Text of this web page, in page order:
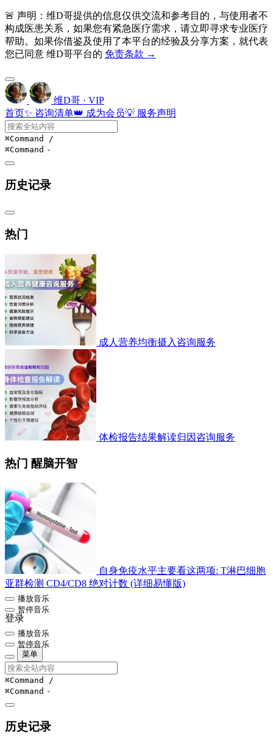
🚨 声明：维D哥提供的信息仅供交流和参考目的，与使用者不
构成医患关系，如果您有紧急医疗需求，请立即寻求专业医疗
帮助。如果你借鉴及使用了本平台的经验及分享方案，就代表
您已同意 维D哥平台的 免责条款 →
维D哥 · VIP
首页✨ 咨询清单👑 成为会员💡 服务声明
⌘Command /
⌘Command -
历史记录
热门
成人营养均衡摄入咨询服务
体检报告结果解读归因咨询服务
热门 醒脑开智
自身免疫水平主要看这两项: T淋巴细胞
亚群检测 CD4/CD8 绝对计数 (详细易懂版)
播放音乐
暂停音乐
登录
播放音乐
暂停音乐
菜单
⌘Command /
⌘Command -
历史记录